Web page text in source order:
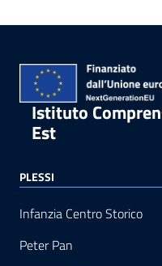
Istituto
Est
PLESSI
Infanzia Centro Storico
Peter Pan